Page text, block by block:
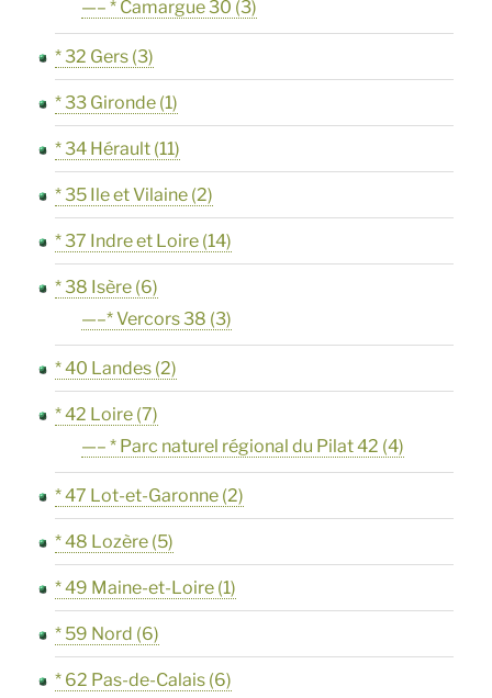
—– * Camargue 30 (3)
* 32 Gers (3)
* 33 Gironde (1)
* 34 Hérault (11)
* 35 Ile et Vilaine (2)
* 37 Indre et Loire (14)
* 38 Isère (6)
—–* Vercors 38 (3)
* 40 Landes (2)
* 42 Loire (7)
—– * Parc naturel régional du Pilat 42 (4)
* 47 Lot-et-Garonne (2)
* 48 Lozère (5)
* 49 Maine-et-Loire (1)
* 59 Nord (6)
* 62 Pas-de-Calais (6)